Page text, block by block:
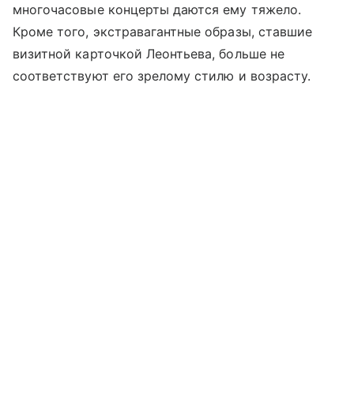
многочасовые концерты даются ему тяжело.
Кроме того, экстравагантные образы, ставшие
визитной карточкой Леонтьева, больше не
соответствуют его зрелому стилю и возрасту.